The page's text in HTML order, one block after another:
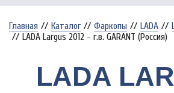
Главная // Каталог // Фаркопы // LADA //
// LADA Largus 2012 - г.в. GARANT (Россия)
LADA